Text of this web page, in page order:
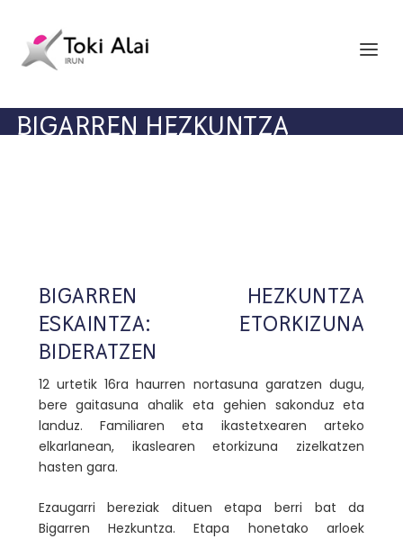
BIGARREN HEZKUNTZA
BIGARREN HEZKUNTZA
ESKAINTZA: ETORKIZUNA
BIDERATZEN
12 urtetik 16ra haurren nortasuna garatzen dugu,
bere gaitasuna ahalik eta gehien sakonduz eta
landuz. Familiaren eta ikastetxearen arteko
elkarlanean, ikaslearen etorkizuna zizelkatzen
hasten gara.
Ezaugarri bereziak dituen etapa berri bat da
Bigarren Hezkuntza. Etapa honetako arloek